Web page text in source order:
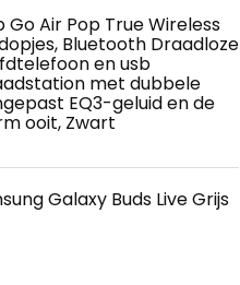
Go Air Pop True Wireless
Bluetooth Draadloze
en usb
met dubbele
EQ3-geluid en de
ooit, Zwart
Galaxy Buds Live Grijs